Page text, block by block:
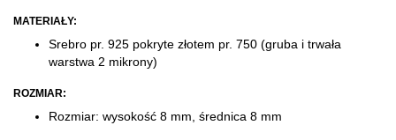
MATERIAŁY:
Srebro pr. 925 pokryte złotem pr. 750 (gruba i trwała
warstwa 2 mikrony)
ROZMIAR:
Rozmiar: wysokość 8 mm, średnica 8 mm